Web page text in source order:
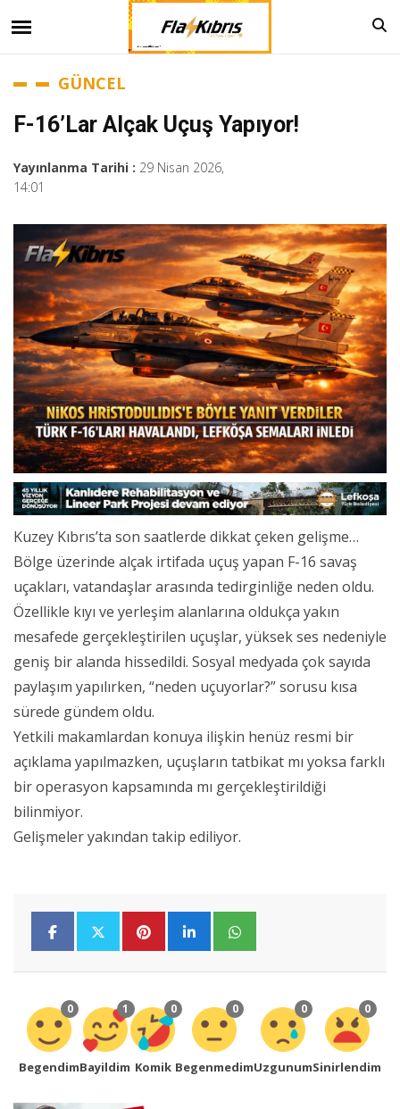
GÜNCEL
F-16’lar Alçak Uçuş Yapıyor!
Yayınlanma Tarihi : 29 Nisan 2026,
14:01
Kuzey Kıbrıs’ta son saatlerde dikkat çeken gelişme…
Bölge üzerinde alçak irtifada uçuş yapan F-16 savaş
uçakları, vatandaşlar arasında tedirginliğe neden oldu.
Özellikle kıyı ve yerleşim alanlarına oldukça yakın
mesafede gerçekleştirilen uçuşlar, yüksek ses nedeniyle
geniş bir alanda hissedildi. Sosyal medyada çok sayıda
paylaşım yapılırken, “neden uçuyorlar?” sorusu kısa
sürede gündem oldu.
Yetkili makamlardan konuya ilişkin henüz resmi bir
açıklama yapılmazken, uçuşların tatbikat mı yoksa farklı
bir operasyon kapsamında mı gerçekleştirildiği
bilinmiyor.
Gelişmeler yakından takip ediliyor.
0
Begendim
1
Bayildim
0
Komik
0
Begenmedim
0
Uzgunum
0
Sinirlendim